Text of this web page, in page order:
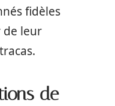
fidèles
leur
de